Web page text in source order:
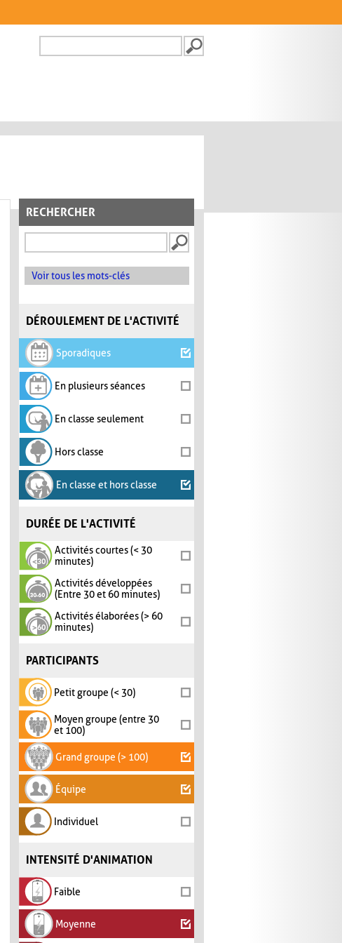
FORMULAIRE DE
RECHERCHER
Voir tous les mots-clés
DÉROULEMENT DE L'ACTIVITÉ
Sporadiques
En plusieurs séances
En classe seulement
Hors classe
En classe et hors classe
DURÉE DE L'ACTIVITÉ
Activités courtes (< 30
minutes)
Activités développées
(Entre 30 et 60 minutes)
Activités élaborées (> 60
minutes)
PARTICIPANTS
Petit groupe (< 30)
Moyen groupe (entre 30
et 100)
Grand groupe (> 100)
Équipe
Individuel
INTENSITÉ D'ANIMATION
Faible
Moyenne